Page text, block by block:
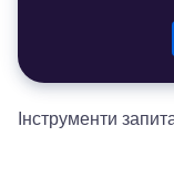
Інструменти